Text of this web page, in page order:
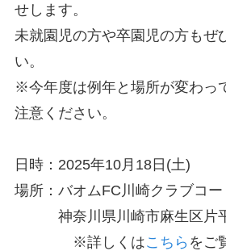
せします。
未就園児の方や卒園児の方もぜ
い。
※今年度は例年と場所が変わっ
注意ください。
日時：2025年10月18日(土)
場所：バオムFC川崎クラブコー
神奈川県川崎市麻生区片
※詳しくはこちら をご